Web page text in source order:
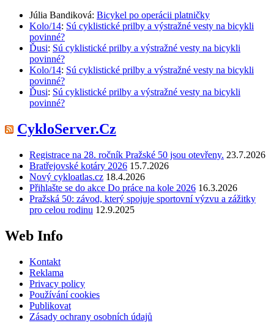
Júlia Bandiková: Bicykel po operácii platničky
Kolo/14: Sú cyklistické prilby a výstražné vesty na bicykli
povinné?
Ďusi: Sú cyklistické prilby a výstražné vesty na bicykli
povinné?
Kolo/14: Sú cyklistické prilby a výstražné vesty na bicykli
povinné?
Ďusi: Sú cyklistické prilby a výstražné vesty na bicykli
povinné?
CykloServer.Cz
Registrace na 28. ročník Pražské 50 jsou otevřeny. 23.7.2026
Bratřejovské kotáry 2026 15.7.2026
Nový cykloatlas.cz 18.4.2026
Přihlašte se do akce Do práce na kole 2026 16.3.2026
Pražská 50: závod, který spojuje sportovní výzvu a zážitky
pro celou rodinu 12.9.2025
Web Info
Kontakt
Reklama
Privacy policy
Používání cookies
Publikovat
Zásady ochrany osobních údajů